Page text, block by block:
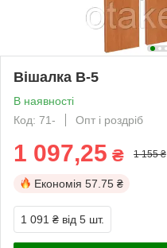
Вішалка В-5
В наявності
Код: 71-
Опт і роздріб
1 097,25 ₴ 1 155 ₴
Економія 57.75 ₴
1 091 ₴ від 5 шт.